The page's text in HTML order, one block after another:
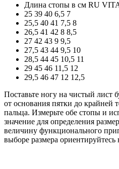
Длина стопы в см RU
25 39 40 6,5 7
25,5 40 41 7,5 8
26,5 41 42 8 8,5
27 42 43 9 9,5
27,5 43 44 9,5 10
28,5 44 45 10,5 11
29 45 46 11,5 12
29,5 46 47 12 12,5
Поставьте ногу на чистый лист
от основания пятки до крайней
пальца. Измерьте обе стопы и
значение для определения
величину функционального
выборе размера